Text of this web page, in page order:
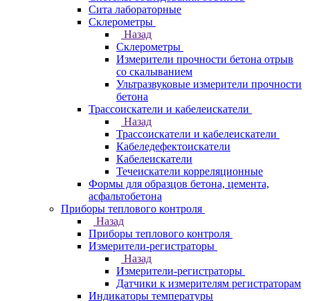
Сита лабораторные
Склерометры
Назад
Склерометры
Измерители прочности бетона отрыв
со скалыванием
Ультразвуковые измерители прочности
бетона
Трассоискатели и кабелеискатели
Назад
Трассоискатели и кабелеискатели
Кабеледефектоискатели
Кабелеискатели
Течеискатели корреляционные
Формы для образцов бетона, цемента,
асфальтобетона
Приборы теплового контроля
Назад
Приборы теплового контроля
Измерители-регистраторы
Назад
Измерители-регистраторы
Датчики к измерителям регистраторам
Индикаторы температуры